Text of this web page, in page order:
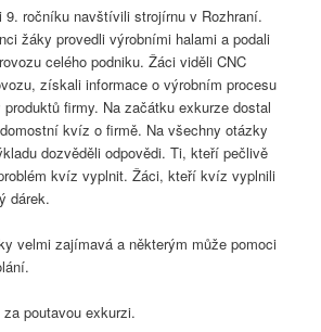
9. ročníku navštívili strojírnu v Rozhraní.
žáky provedli výrobními halami a podali
celého podniku. Žáci viděli CNC
získali informace o výrobním procesu
firmy. Na začátku exkurze dostal
kvíz o firmě. Na všechny otázky
dozvěděli odpovědi. Ti, kteří pečlivě
kvíz vyplnit. Žáci, kteří kvíz vyplnili
dárek.
velmi zajímavá a některým může pomoci
poutavou exkurzi.